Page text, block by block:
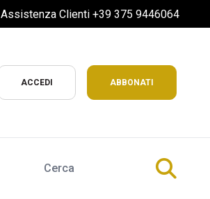
Assistenza Clienti +39 375 9446064
ACCEDI ABBONATI